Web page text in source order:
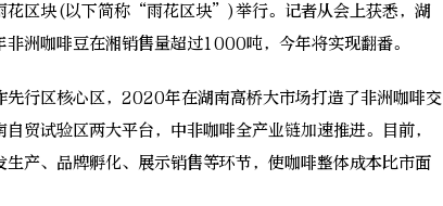
花区块(以下简称“雨花区块”)举行。记者从会上获悉，湖
洲咖啡豆在湘销售量超过1000吨，今年将实现翻番。
行区核心区，2020年在湖南高桥大市场打造了非洲咖啡交
贸试验区两大平台，中非咖啡全产业链加速推进。目前，
产、品牌孵化、展示销售等环节，使咖啡整体成本比市面